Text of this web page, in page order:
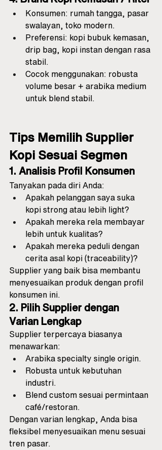
Konsumen: rumah tangga, pasar
swalayan, toko modern.
Preferensi: kopi bubuk kemasan,
drip bag, kopi instan dengan rasa
stabil.
Cocok menggunakan: robusta
volume besar + arabika medium
untuk blend stabil.
Tips Memilih Supplier
Kopi Sesuai Segmen
1. Analisis Profil Konsumen
Tanyakan pada diri Anda:
Apakah pelanggan saya suka
kopi strong atau lebih light?
Apakah mereka rela membayar
lebih untuk kualitas?
Apakah mereka peduli dengan
cerita asal kopi (traceability)?
Supplier yang baik bisa membantu
menyesuaikan produk dengan profil
konsumen ini.
2. Pilih Supplier dengan
Varian Lengkap
Supplier terpercaya biasanya
menawarkan:
Arabika specialty single origin.
Robusta untuk kebutuhan
industri.
Blend custom sesuai permintaan
café/restoran.
Dengan varian lengkap, Anda bisa
fleksibel menyesuaikan menu sesuai
tren pasar.